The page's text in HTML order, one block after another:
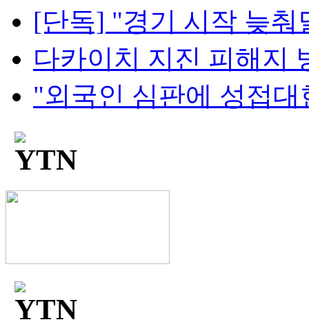
[단독] "경기 시작 늦춰
다카이치 지진 피해지
"외국인 심판에 성접대